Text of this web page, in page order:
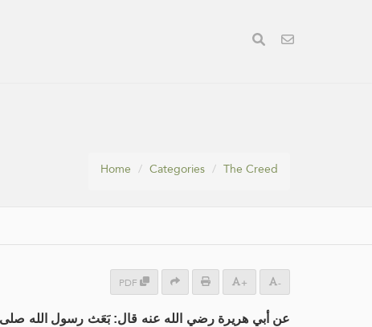
Home Categories The Creed
PDF + -
عن أبي هريرة رضي الله عنه قال: بَعَث رسول الله صلى